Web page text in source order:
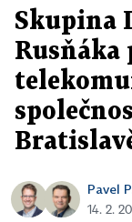
Skupina
Rusňáka
Pavel
14. 2.